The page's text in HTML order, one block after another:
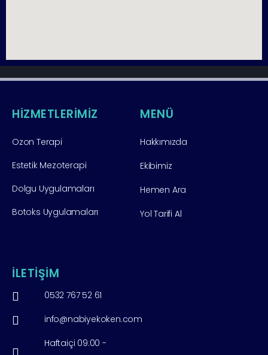
HİZMETLERİMİZ
Ozon Terapi
Estetik Mezoterapi
Dolgu Uygulamaları
Botoks Uygulamaları
MENÜ
Hakkımızda
Ekibimiz
Hemen Ara
Yol Tarifi Al
İLETİŞİM
0532 767 52 61
info@nabiyekoken.com
Haftaiçi 09:00 -